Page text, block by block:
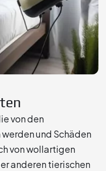
von den
und Schäden
von wollartigen
anderen tierischen